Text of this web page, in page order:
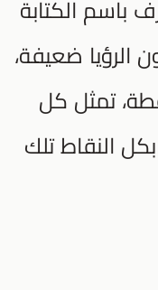
باسم الكتابة
الرؤيا ضعيفة،
نظامه للكتابة الليلية باستخدام النقاط وكانت 12 نقطة، تمثل كل
النقاط تلك